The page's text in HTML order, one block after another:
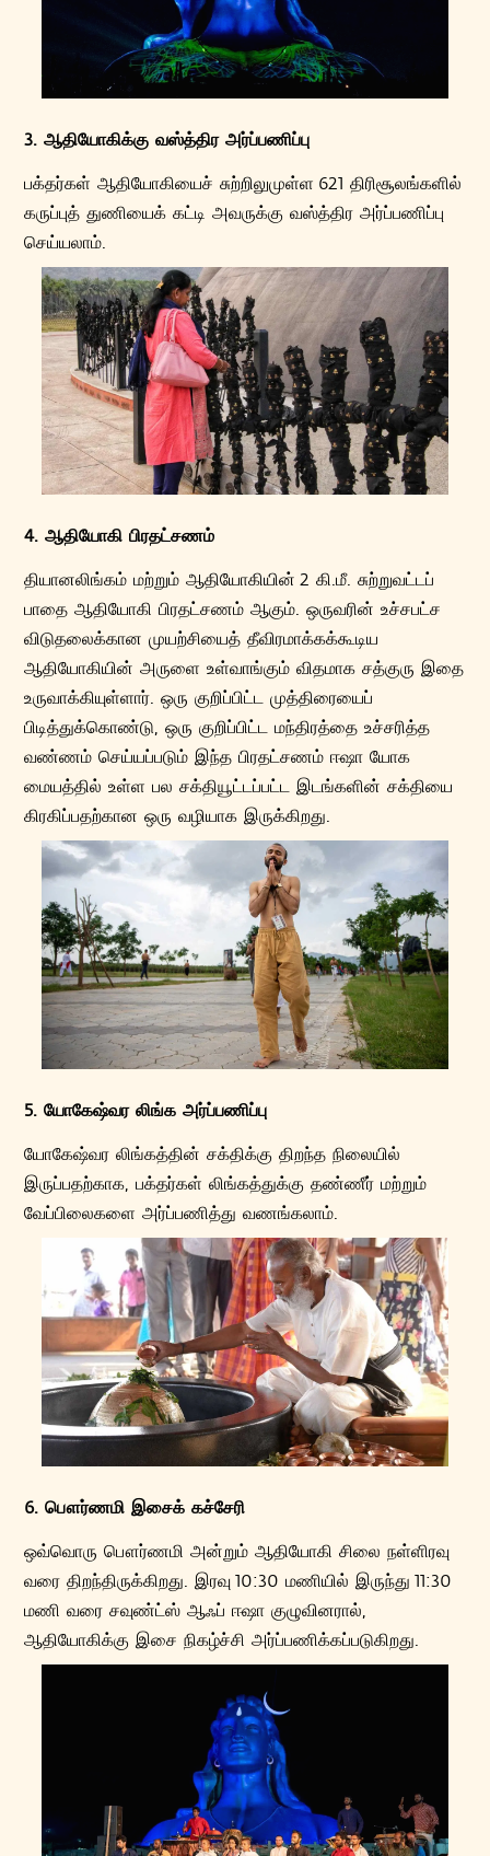
3. ஆதியோகிக்கு வஸ்த்திர அர்ப்பணிப்பு
பக்தர்கள் ஆதியோகியைச் சுற்றிலுமுள்ள 621 திரிசூலங்களில்
கருப்புத் துணியைக் கட்டி அவருக்கு வஸ்த்திர அர்ப்பணிப்பு
செய்யலாம்.
4. ஆதியோகி பிரதட்சணம்
தியானலிங்கம் மற்றும் ஆதியோகியின் 2 கி.மீ. சுற்றுவட்டப்
பாதை ஆதியோகி பிரதட்சணம் ஆகும். ஒருவரின் உச்சபட்ச
விடுதலைக்கான முயற்சியைத் தீவிரமாக்கக்கூடிய
ஆதியோகியின் அருளை உள்வாங்கும் விதமாக சத்குரு இதை
உருவாக்கியுள்ளார். ஒரு குறிப்பிட்ட முத்திரையைப்
பிடித்துக்கொண்டு, ஒரு குறிப்பிட்ட மந்திரத்தை உச்சரித்த
வண்ணம் செய்யப்படும் இந்த பிரதட்சணம் ஈஷா யோக
மையத்தில் உள்ள பல சக்தியூட்டப்பட்ட இடங்களின் சக்தியை
கிரகிப்பதற்கான ஒரு வழியாக இருக்கிறது.
5. யோகேஷ்வர லிங்க அர்ப்பணிப்பு
யோகேஷ்வர லிங்கத்தின் சக்திக்கு திறந்த நிலையில்
இருப்பதற்காக, பக்தர்கள் லிங்கத்துக்கு தண்ணீர் மற்றும்
வேப்பிலைகளை அர்ப்பணித்து வணங்கலாம்.
6. பௌர்ணமி இசைக் கச்சேரி
ஒவ்வொரு பௌர்ணமி அன்றும் ஆதியோகி சிலை நள்ளிரவு
வரை திறந்திருக்கிறது. இரவு 10:30 மணியில் இருந்து 11:30
மணி வரை சவுண்ட்ஸ் ஆஃப் ஈஷா குழுவினரால்,
ஆதியோகிக்கு இசை நிகழ்ச்சி அர்ப்பணிக்கப்படுகிறது.